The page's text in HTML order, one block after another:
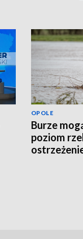
OPOLE
Burze
poziom